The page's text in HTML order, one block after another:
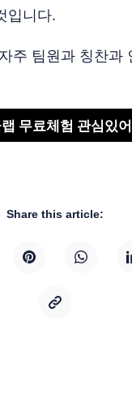
입니다.
주 팀원과 칭찬과
랩 무료체험 관심있
Share this article: